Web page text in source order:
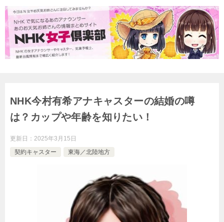
NHK今村有希アナキャスターの結婚の噂
は？カップや年齢を知りたい！
更新日： 2025年3月15日
契約キャスター
東海／北陸地方